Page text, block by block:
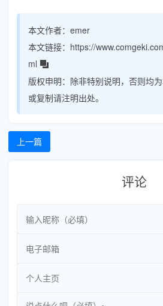
本文作者： emer
本文链接： https://
ml
版权申明： 除非特别说明，否则均
或复制请注明出处。
上一篇
评论